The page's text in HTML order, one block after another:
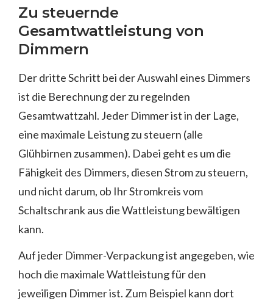
Zu steuernde
Gesamtwattleistung von
Dimmern
Der dritte Schritt bei der Auswahl eines Dimmers
ist die Berechnung der zu regelnden
Gesamtwattzahl. Jeder Dimmer ist in der Lage,
eine maximale Leistung zu steuern (alle
Glühbirnen zusammen). Dabei geht es um die
Fähigkeit des Dimmers, diesen Strom zu steuern,
und nicht darum, ob Ihr Stromkreis vom
Schaltschrank aus die Wattleistung bewältigen
kann.
Auf jeder Dimmer-Verpackung ist angegeben, wie
hoch die maximale Wattleistung für den
jeweiligen Dimmer ist. Zum Beispiel kann dort